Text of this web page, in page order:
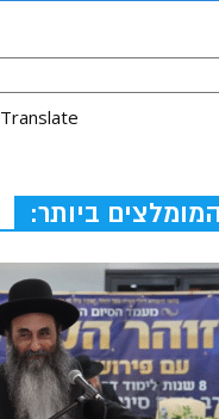
Translate
המומלצים ביותר: